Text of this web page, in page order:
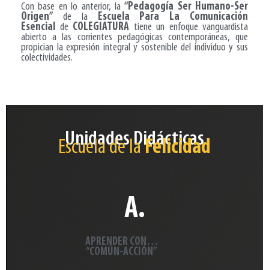
Con base en lo anterior, la“Pedagogía Ser Humano-Ser
Origen” de la
Escuela Para La Comunicación
Esencial
de COLEGIATURA tiene un enfoque vanguardista
abierto a las corrientes pedagógicas contemporáneas, que
propician la expresión integral y sostenible del individuo y sus
colectividades.
Unidades Didácticas
Escuela de laFelicidad
A.
APRENDER CON…
“COMÚN-ACCIÓN”